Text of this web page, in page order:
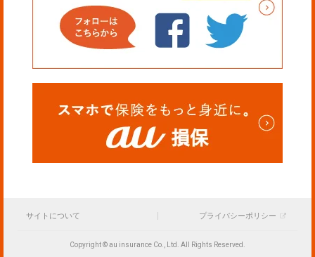
サイトについて プライバシーポリシー
Copyright © au insurance Co., Ltd. All Rights Reserved.